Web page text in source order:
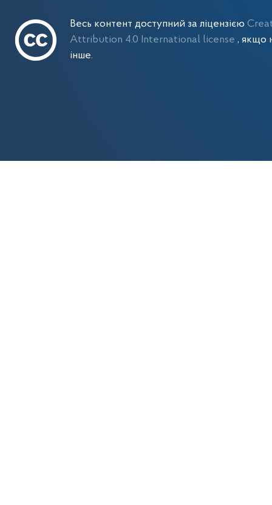
Весь контент доступний за ліцензією
Attribution 4.0 International license , якщо
інше.